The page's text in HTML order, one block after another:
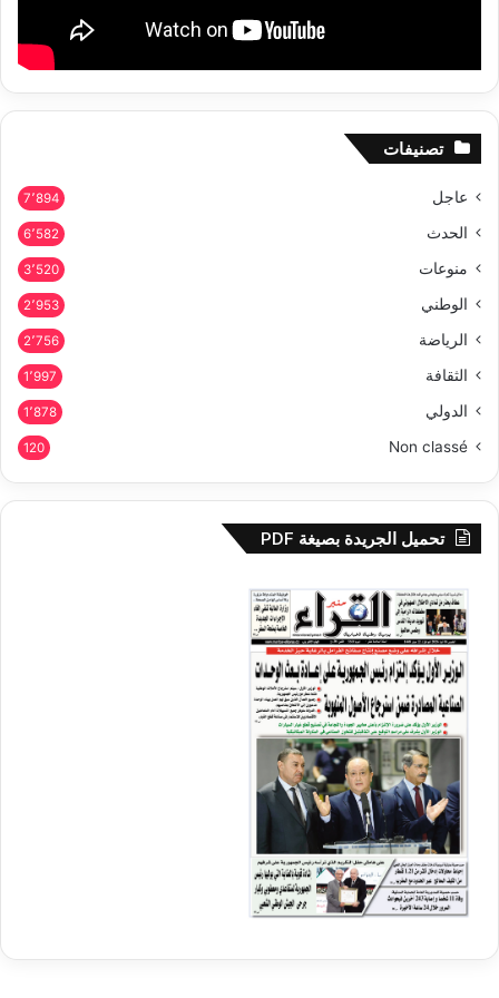
تصنيفات
عاجل 7٬894
الحدث 6٬582
منوعات 3٬520
الوطني 2٬953
الرياضة 2٬756
الثقافة 1٬997
الدولي 1٬878
Non classé
120
تحميل الجريدة بصيغة PDF